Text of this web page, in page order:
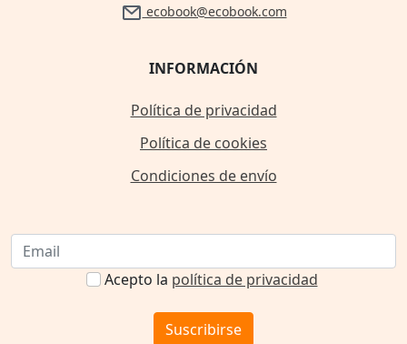
ecobook@ecobook.com
INFORMACIÓN
Política de privacidad
Política de cookies
Condiciones de envío
Acepto la política de privacidad
Suscribirse